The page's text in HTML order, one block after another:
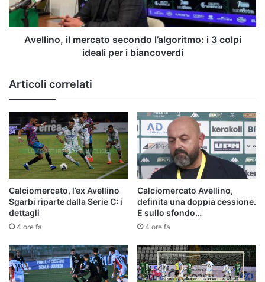
colpi
ideali
Avellino, il mercato secondo l’algoritmo: i 3 colpi
ideali per i biancoverdi
Articoli correlati
Calciomercato, l’ex Avellino
Sgarbi riparte dalla Serie C: i
dettagli
4 ore fa
Calciomercato Avellino,
definita una doppia cessione.
E sullo sfondo…
4 ore fa